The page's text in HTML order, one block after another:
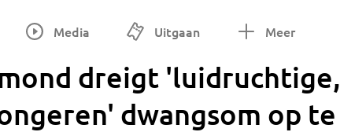
Media Uitgaan Meer
dreigt 'luidruchtige,
dwangsom op te